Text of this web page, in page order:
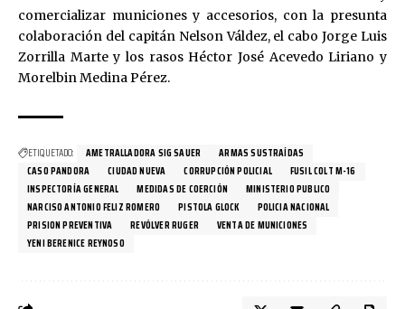
comercializar municiones y accesorios, con la presunta
colaboración del capitán Nelson Váldez, el cabo Jorge Luis
Zorrilla Marte y los rasos Héctor José Acevedo Liriano y
Morelbin Medina Pérez.
ETIQUETADO: AMETRALLADORA SIG SAUER
ARMAS SUSTRAÍDAS
CASO PANDORA
CIUDAD NUEVA CORRUPCIÓN POLICIAL
FUSIL COLT M-16
INSPECTORÍA GENERAL
MEDIDAS DE COERCIÓN
MINISTERIO PUBLICO
NARCISO ANTONIO FELIZ ROMERO
PISTOLA GLOCK
POLICIA NACIONAL
PRISION PREVENTIVA
REVÓLVER RUGER
VENTA DE MUNICIONES
YENI BERENICE REYNOSO